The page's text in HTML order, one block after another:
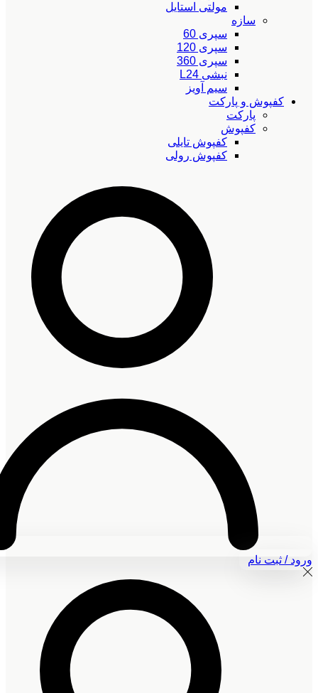
مولتی استایل
سازه
سپری 60
سپری 120
سپری 360
نبشی L24
سیم آویز
کفپوش و پارکت
پارکت
کفپوش
کفپوش تایلی
کفپوش رولی
ورود / ثبت نام